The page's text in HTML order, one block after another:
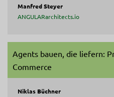
Manfred Steyer
ANGULARarchitects.io
Agents bauen, die liefern:
Commerce
Niklas Büchner